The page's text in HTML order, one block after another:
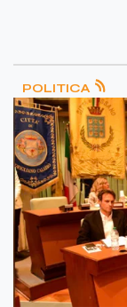
POLITICA